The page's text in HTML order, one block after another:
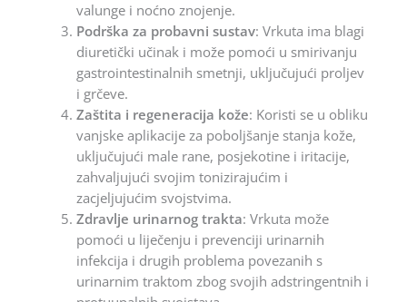
valunge i noćno znojenje.
Podrška za probavni sustav: Vrkuta ima blagi
diuretički učinak i može pomoći u smirivanju
gastrointestinalnih smetnji, uključujući proljev
i grčeve.
Zaštita i regeneracija kože: Koristi se u obliku
vanjske aplikacije za poboljšanje stanja kože,
uključujući male rane, posjekotine i iritacije,
zahvaljujući svojim tonizirajućim i
zacjeljujućim svojstvima.
Zdravlje urinarnog trakta: Vrkuta može
pomoći u liječenju i prevenciji urinarnih
infekcija i drugih problema povezanih s
urinarnim traktom zbog svojih adstringentnih i